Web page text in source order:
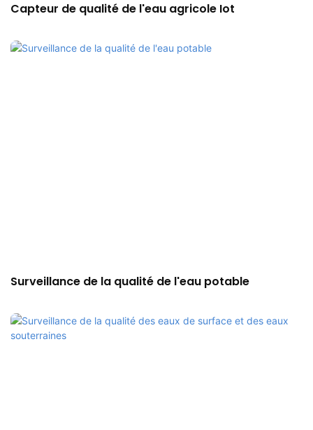
Capteur de qualité de l'eau agricole Iot
Surveillance de la qualité de l'eau potable